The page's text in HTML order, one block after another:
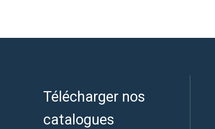
Télécharger nos
catalogues